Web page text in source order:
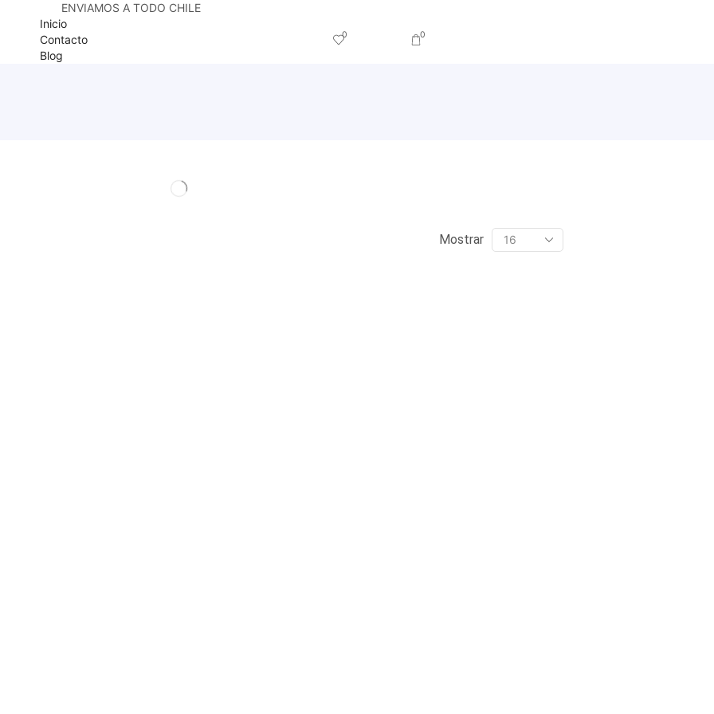
ENVIAMOS A TODO CHILE
Inicio
Contacto
Blog
0 0
Mostrar